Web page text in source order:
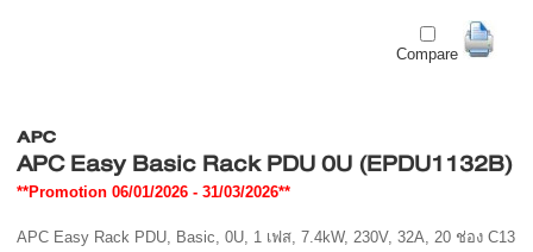
Compare
APC
APC Easy Basic Rack PDU 0U (EPDU1132B)
**Promotion 06/01/2026 - 31/03/2026**
APC Easy Rack PDU, Basic, 0U, 1 เฟส, 7.4kW, 230V, 32A, 20 ช่อง C13